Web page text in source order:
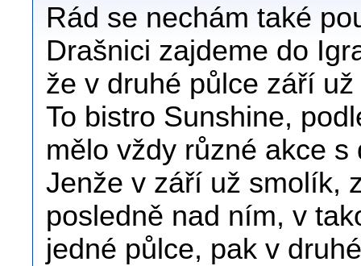
Rád se nechám také
Drašnici zajdeme do
že v druhé půlce září
To bistro Sunshine,
mělo vždy různé akce
Jenže v září už smolík,
posledně nad ním, v
jedné půlce, pak v